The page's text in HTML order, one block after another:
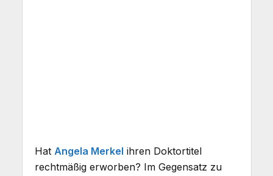
Hat Angela Merkel ihren Doktortitel
rechtmäßig erworben? Im Gegensatz zu